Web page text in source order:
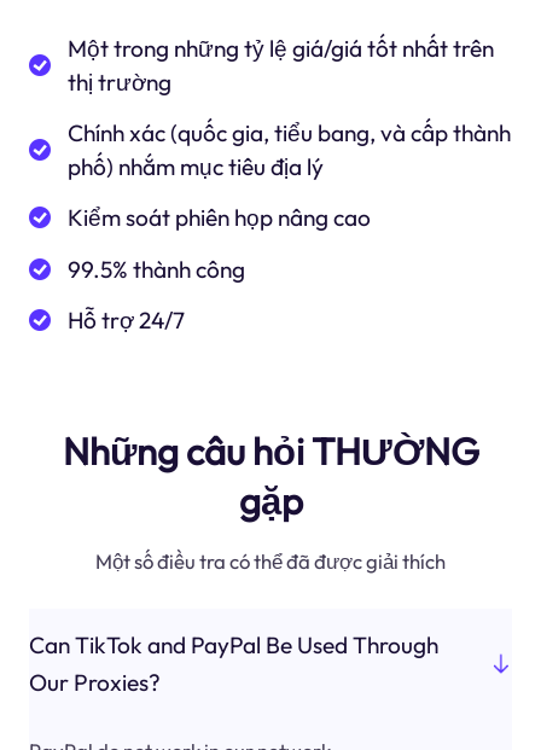
Một trong những tỷ lệ giá/giá tốt nhất trên
thị trường
Chính xác (quốc gia, tiểu bang, và cấp thành
phố) nhắm mục tiêu địa lý
Kiểm soát phiên họp nâng cao
99.5% thành công
Hỗ trợ 24/7
Những câu hỏi THƯỜNG
gặp
Một số điều tra có thể đã được giải thích
Can TikTok and PayPal Be Used Through
Our Proxies?